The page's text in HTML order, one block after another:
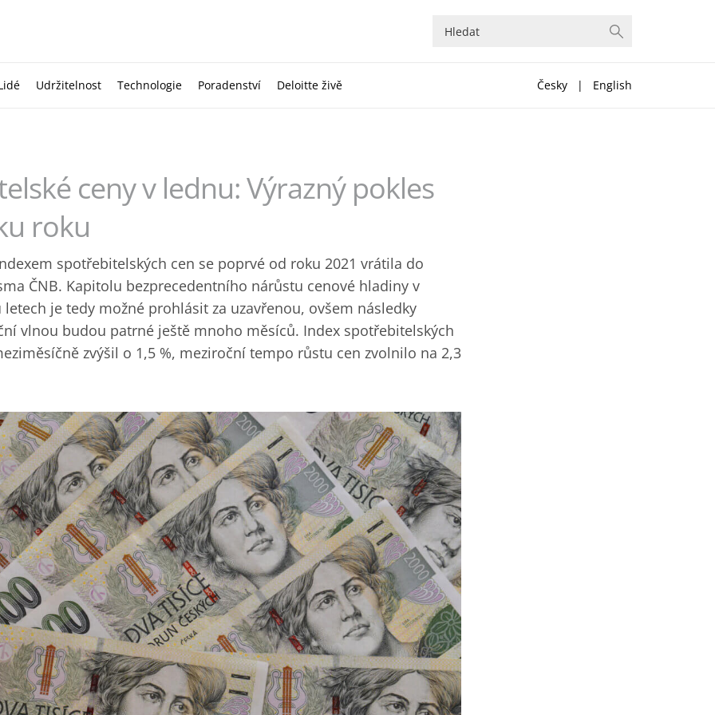
Udržitelnost Technologie Poradenství Deloitte živě Česky | English
ceny v lednu: Výrazný pokles
roku
spotřebitelských cen se poprvé od roku 2021 vrátila do
ČNB. Kapitolu bezprecedentního nárůstu cenové hladiny v
je tedy možné prohlásit za uzavřenou, ovšem následky
vlnou budou patrné ještě mnoho měsíců. Index spotřebitelských
zvýšil o 1,5 %, meziroční tempo růstu cen zvolnilo na 2,3